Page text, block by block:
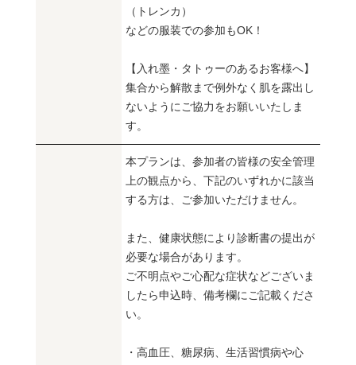
（トレンカ）
などの服装での参加もOK！
【入れ墨・タトゥーのあるお客様へ】
集合から解散まで例外なく肌を露出し
ないようにご協力をお願いいたしま
す。
本プランは、参加者の皆様の安全管理
上の観点から、下記のいずれかに該当
する方は、ご参加いただけません。
また、健康状態により診断書の提出が
必要な場合があります。
ご不明点やご心配な症状などございま
したら申込時、備考欄にご記載くださ
い。
・高血圧、糖尿病、生活習慣病や心